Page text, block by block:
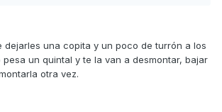
dejarles una copita y un poco de turrón a los
pesa un quintal y te la van a desmontar, bajar
otra vez.